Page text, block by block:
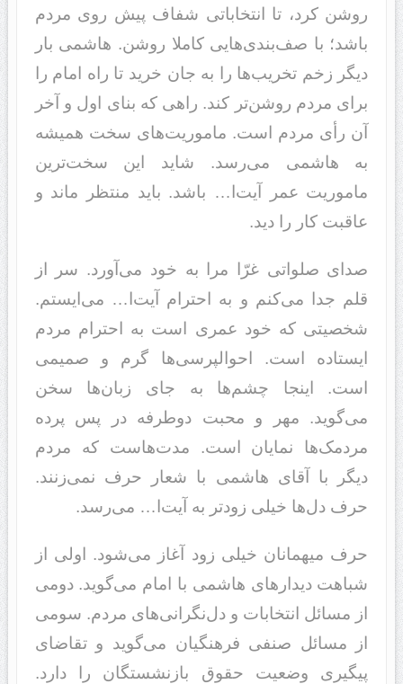
روشن کرد، تا انتخاباتی شفاف پیش روی مردم
باشد؛ با صف‌بندی‌هایی کاملا روشن. هاشمی بار
دیگر زخم تخریب‌ها را به جان خرید تا راه امام را
برای مردم روشن‌تر کند. راهی که بنای اول و آخر
آن رأی مردم است. ماموریت‌های سخت همیشه
به هاشمی می‌رسد. شاید این سخت‌ترین
ماموریت عمر آیت‌ا… باشد. باید منتظر ماند و
عاقبت کار را دید.
صدای صلواتی غرّا مرا به خود می‌آورد. سر از
قلم جدا می‌کنم و به احترام آیت‌ا… می‌ایستم.
شخصیتی که خود عمری است به احترام مردم
ایستاده است. احوالپرسی‌ها گرم و صمیمی
است. اینجا چشم‌ها به جای زبان‌ها سخن
می‌گوید. مهر و محبت دوطرفه در پس پرده
مردمک‌ها نمایان است. مدت‌هاست که مردم
دیگر با آقای هاشمی با شعار حرف نمی‌زنند.
حرف دل‌ها خیلی زودتر به آیت‌ا… می‌رسد.
حرف میهمانان خیلی زود آغاز می‌شود. اولی از
شباهت دیدارهای هاشمی با امام می‌گوید. دومی
از مسائل انتخابات و دل‌نگرانی‌های مردم. سومی
از مسائل صنفی فرهنگیان می‌گوید و تقاضای
پیگیری وضعیت حقوق بازنشستگان را دارد.